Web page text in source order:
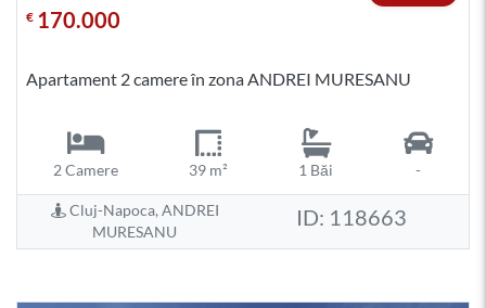
€ 170.000
Apartament 2 camere în zona ANDREI MURESANU
2 Camere 39 m² 1 Băi -
Cluj-Napoca, ANDREI
MURESANU
ID: 118663